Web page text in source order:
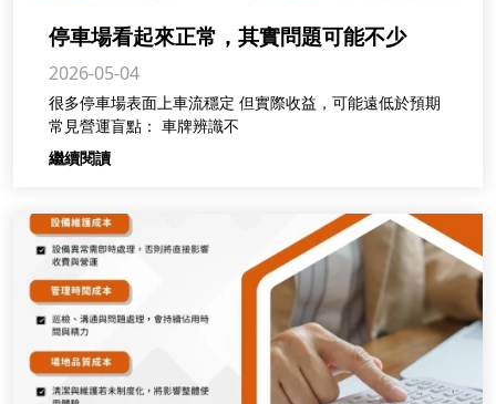
停車場看起來正常，其實問題可能不少
2026-05-04
很多停車場表面上車流穩定 但實際收益，可能遠低於預期
常見營運盲點： 車牌辨識不
繼續閱讀